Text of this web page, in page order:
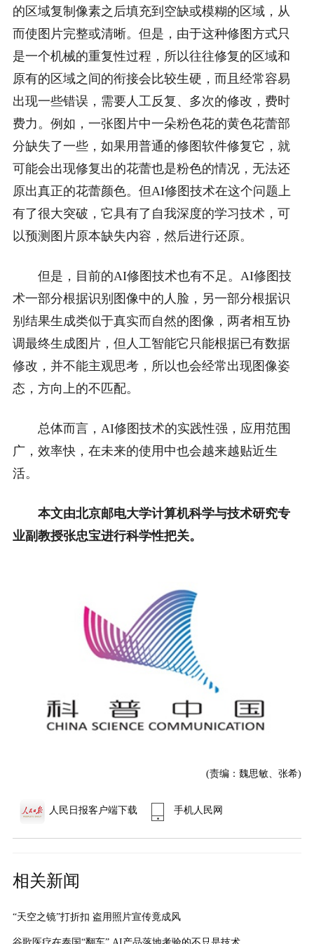
的区域复制像素之后填充到空缺或模糊的区域，从
而使图片完整或清晰。但是，由于这种修图方式只
是一个机械的重复性过程，所以往往修复的区域和
原有的区域之间的衔接会比较生硬，而且经常容易
出现一些错误，需要人工反复、多次的修改，费时
费力。例如，一张图片中一朵粉色花的黄色花蕾部
分缺失了一些，如果用普通的修图软件修复它，就
可能会出现修复出的花蕾也是粉色的情况，无法还
原出真正的花蕾颜色。但AI修图技术在这个问题上
有了很大突破，它具有了自我深度的学习技术，可
以预测图片原本缺失内容，然后进行还原。
但是，目前的AI修图技术也有不足。AI修图技
术一部分根据识别图像中的人脸，另一部分根据识
别结果生成类似于真实而自然的图像，两者相互协
调最终生成图片，但人工智能它只能根据已有数据
修改，并不能主观思考，所以也会经常出现图像姿
态，方向上的不匹配。
总体而言，AI修图技术的实践性强，应用范围
广，效率快，在未来的使用中也会越来越贴近生
活。
本文由北京邮电大学计算机科学与技术研究专
业副教授张忠宝进行科学性把关。
(责编：魏思敏、张希)
人民日报客户端下载 手机人民网
相关新闻
“天空之镜”打折扣 盗用照片宣传竟成风